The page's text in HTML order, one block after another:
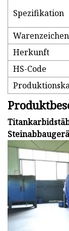
Spezifikation
Warenzeichen
Herkunft
HS-Code